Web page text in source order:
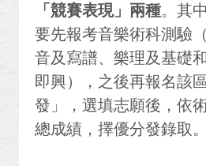
「競賽表現」兩種。其
要先報考音樂術科測驗
音及寫譜、樂理及基礎
即興），之後再報名該
發」，選填志願後，依
總成績，擇優分發錄取。